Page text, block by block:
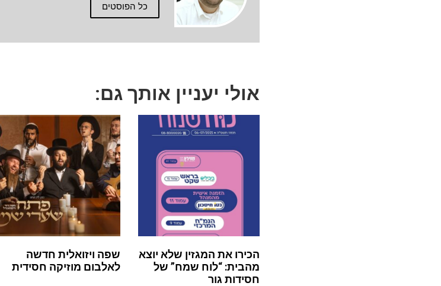
כל הפוסטים
אולי יעניין אותך גם:
הכירו את המגזין שלא יוצא
מהבית: “לוח שמח” של
חסידות גור
שפה ויזואלית חדשה
לאלבום מוזיקה חסידית